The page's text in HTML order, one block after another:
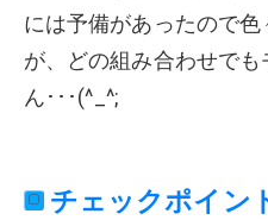
には予備があったので
が、どの組み合わせで
ん･･･(^_^;
チェックポイン